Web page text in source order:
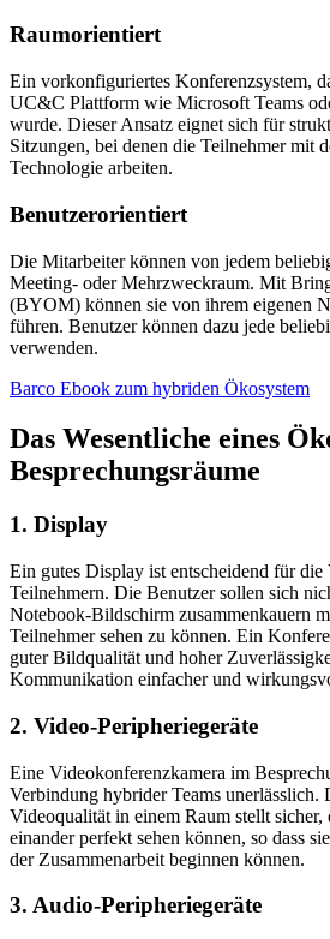
Raumorientiert
Ein vorkonfiguriertes Konferenzsystem,
UC&C Plattform wie Microsoft Teams
wurde. Dieser Ansatz eignet sich für
Sitzungen, bei denen die Teilnehmer mit
Technologie arbeiten.
Benutzerorientiert
Die Mitarbeiter können von jedem
Meeting- oder Mehrzweckraum. Mit
(BYOM) können sie von ihrem eigenen
führen. Benutzer können dazu jede
verwenden.
Barco Ebook zum hybriden Ökosystem
Das Wesentliche eines
Besprechungsräume
1. Display
Ein gutes Display ist entscheidend für
Teilnehmern. Die Benutzer sollen sich
Notebook-Bildschirm zusammenkauern
Teilnehmer sehen zu können. Ein
guter Bildqualität und hoher
Kommunikation einfacher und
2. Video-Peripheriegeräte
Eine Videokonferenzkamera im
Verbindung hybrider Teams unerlässlich.
Videoqualität in einem Raum stellt sicher,
einander perfekt sehen können, so dass
der Zusammenarbeit beginnen können.
3. Audio-Peripheriegeräte